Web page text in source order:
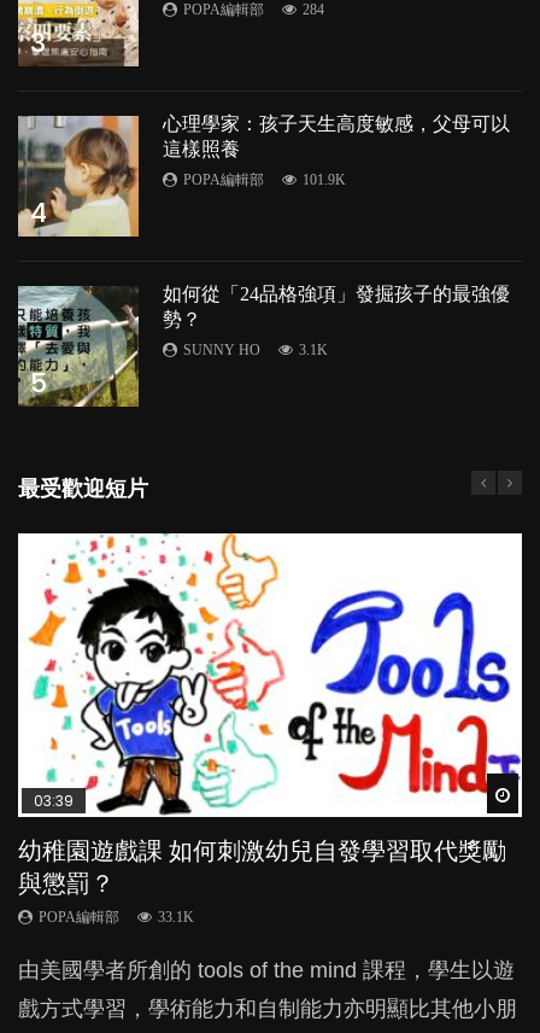
3
POPA編輯部 284
4
心理學家：孩子天生高度敏感，父母可以
這樣照養
POPA編輯部 101.9K
5
如何從「24品格強項」發掘孩子的最強優
勢？
SUNNY HO 3.1K
最受歡迎短片
03:39
幼稚園遊戲課 如何刺激幼兒自發學習取代獎勵
與懲罰？
POPA編輯部 33.1K
由美國學者所創的 tools of the mind 課程，學生以遊
戲方式學習，學術能力和自制能力亦明顯比其他小朋
04:59
幼兒playgroup真係玩耍中學習？研究指BB 15個
月大前上堂不見效果
POPA編輯部 47.1K
現今小朋友的起跑線，愈推愈前。雖然政府並無官方
的統計數字，但粗略估算，香港至少有六、七百家早
03:02
老公患產後憂鬱症對BB的影響
POPA編輯部
鬱，影響日常生活，嚴重的甚至會有自殺，或傷害小
朋友的念頭。但為何爸爸患上產後抑鬱往往難以察
04:18
凡事以BB為中心，就係好爸媽？｜別忽視父母
的身心虛耗
POPA編輯部 31.5K
父母日夜無間、身心俱疲地照顧BB，如何做到正向
教養？部份父母更會為了小朋友放棄自己的嗜好、減
03:41
BB口腔期乜都放入口，父母該制止還是放手？
POPA編輯部
成吮手指的習慣，大個就很難戒，但原來一刀切阻止
他們放東西入口，隨時會影響孩子的身心發展？...